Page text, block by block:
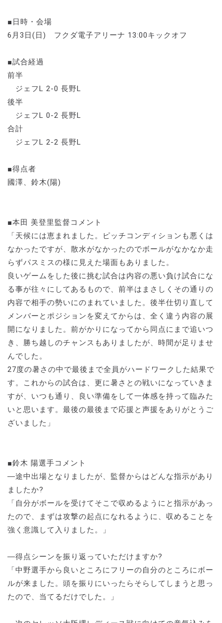
■日時・会場
6月3日(日) フクダ電子アリーナ 13:00キックオフ
■試合経過
前半
ジェフL 2-0 長野L
後半
ジェフL 0-2 長野L
合計
ジェフL 2-2 長野L
■得点者
國澤、鈴木(陽)
■本田 美登里監督コメント
「天候には恵まれました。ピッチコンディションも悪くは
なかったですが、散水がなかったのでボールがなかなか走
らずパスミスの様に見えた場面もありました。
良いゲームをした後に挑む試合は内容の悪い負け試合にな
る事が往々にしてあるもので、前半はまさしくその通りの
内容で相手の勢いにのまれていました。後半仕切り直して
メンバーとポジションを変えてからは、全く違う内容の展
開になりました。前がかりになってから同点にまで追いつ
き、勝ち越しのチャンスもありましたが、時間が足りませ
んでした。
27度の暑さの中で最後まで全員がハードワークした結果で
す。これからの試合は、更に暑さとの戦いになっていきま
すが、いつも通り、良い準備をして一体感を持って臨みた
いと思います。最後の最後まで応援と声援をありがとうご
ざいました」
■鈴木 陽選手コメント
―途中出場となりましたが、監督からはどんな指示があり
ましたか?
「自分がボールを受けてそこで収めるようにと指示があっ
たので、まずは攻撃の起点になれるように、収めることを
強く意識して入りました。」
―得点シーンを振り返っていただけますか?
「中野選手から良いところにフリーの自分のところにボー
ルが来ました。頭を振りにいったらそらしてしまうと思っ
たので、当てるだけでした。」